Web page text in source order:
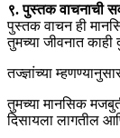
९. पुस्तक वाचनाची
पुस्तक वाचन ही
तुमच्या जीवनात
तज्ज्ञांच्या
तुमच्या मानसिक
दिसायला लागतील